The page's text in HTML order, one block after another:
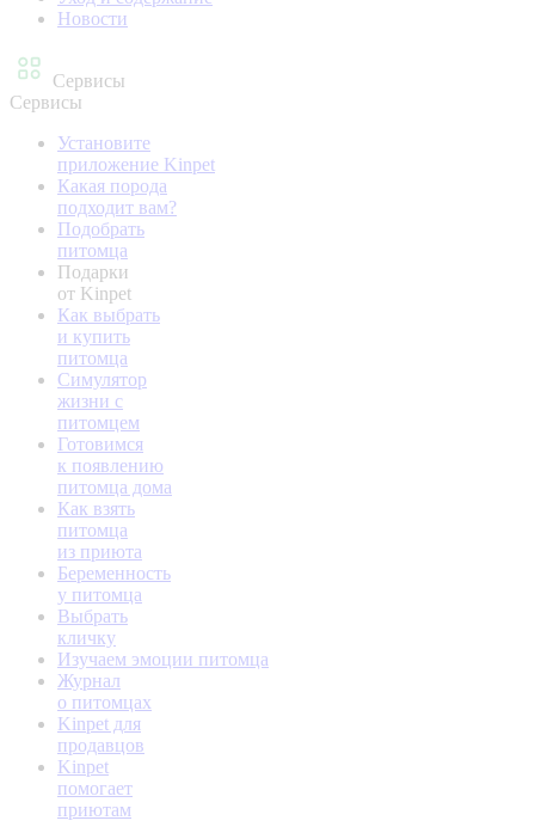
Новости
Сервисы
Сервисы
Установите
приложение Kinpet
Какая порода
подходит вам?
Подобрать
питомца
Подарки
от Kinpet
Как выбрать
и купить
питомца
Симулятор
жизни с
питомцем
Готовимся
к появлению
питомца дома
Как взять
питомца
из приюта
Беременность
у питомца
Выбрать
кличку
Изучаем эмоции питомца
Журнал
о питомцах
Kinpet для
продавцов
Kinpet
помогает
приютам